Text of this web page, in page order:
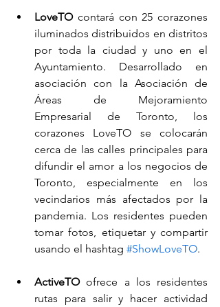
LoveTO contará con 25 corazones
iluminados distribuidos en distritos
por toda la ciudad y uno en el
Ayuntamiento. Desarrollado en
asociación con la Asociación de
Áreas de Mejoramiento
Empresarial de Toronto, los
corazones LoveTO se colocarán
cerca de las calles principales para
difundir el amor a los negocios de
Toronto, especialmente en los
vecindarios más afectados por la
pandemia. Los residentes pueden
tomar fotos, etiquetar y compartir
usando el hashtag #ShowLoveTO.
ActiveTO ofrece a los residentes
rutas para salir y hacer actividad